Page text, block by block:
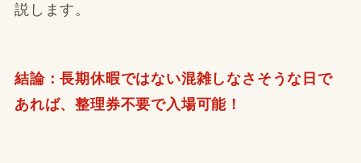
説します。
結論：長期休暇ではない混雑しなさそうな日で
あれば、整理券不要で入場可能！